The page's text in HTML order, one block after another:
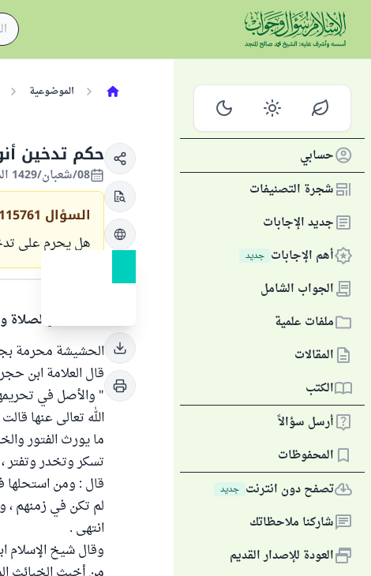
حسابي
شجرة التصنيفات
جديد الإجابات
أهم الإجابات جديد
الجواب الشامل
ملفات علمية
المقالات
الكتب
أرسل سؤالاً
المحفوظات
تصفح دون انترنت جديد
شاركنا ملاحظاتك
العودة للإصدار القديم
الموضوعية
حكم تدخين
08/شعبان/1429 الموافق 09/أغسطس/2008
السؤال 115761
هل يحرم على
الحمد لله والصلاة
الحشيشة محرمة
قال العلامة ابن حجر الهيتمي
" والأصل في
الله تعالى عنها
ما يورث الفتور
تسكر وتخدر وتفتر
قال : ومن استحلها
لم تكن في زمنهم ،
انتهى .